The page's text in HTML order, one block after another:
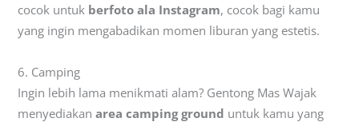
cocok untuk berfoto ala Instagram, cocok bagi kamu
yang ingin mengabadikan momen liburan yang estetis.
6. Camping
Ingin lebih lama menikmati alam? Gentong Mas Wajak
menyediakanarea camping ground untuk kamu yang